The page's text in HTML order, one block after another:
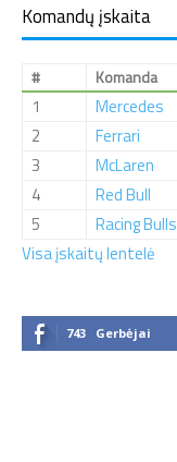
Komandų įskaita
# Komanda
1 Mercedes
2
Ferrari
3
McLaren
4
Red Bull
5
Racing Bulls
Visa įskaitų lentelė
743 Gerbėjai